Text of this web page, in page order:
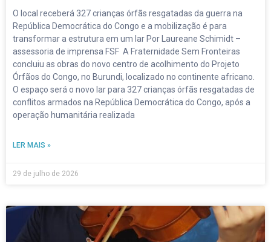
O local receberá 327 crianças órfãs resgatadas da guerra na
República Democrática do Congo e a mobilização é para
transformar a estrutura em um lar Por Laureane Schimidt –
assessoria de imprensa FSF A Fraternidade Sem Fronteiras
concluiu as obras do novo centro de acolhimento do Projeto
Órfãos do Congo, no Burundi, localizado no continente africano.
O espaço será o novo lar para 327 crianças órfãs resgatadas de
conflitos armados na República Democrática do Congo, após a
operação humanitária realizada
LER MAIS »
29 de julho de 2026